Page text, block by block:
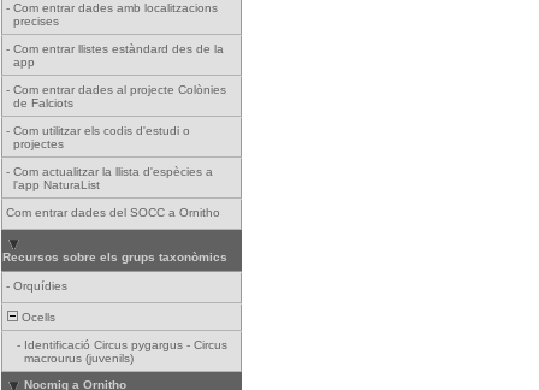
- Com entrar dades amb localitzacions
precises
- Com entrar llistes estàndard des de la
app
- Com entrar dades al projecte Colònies
de Falciots
- Com utilitzar els codis d'estudi o
projectes
- Com actualitzar la llista d'espècies a
l'app NaturaList
Com entrar dades del SOCC a Ornitho
Recursos sobre els grups taxonòmics
- Orquídies
Ocells
- Identificació Circus pygargus - Circus
macrourus (juvenils)
Nocmig a Ornitho